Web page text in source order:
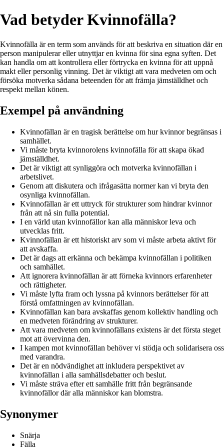
Vad betyder Kvinnofälla?
Kvinnofälla är en term som används för att beskriva en situation där en
person manipulerar eller utnyttjar en kvinna för sina egna syften. Det
kan handla om att kontrollera eller förtrycka en kvinna för att uppnå
makt eller personlig vinning. Det är viktigt att vara medveten om och
försöka motverka sådana beteenden för att främja jämställdhet och
respekt mellan könen.
Exempel på användning
Kvinnofällan är en tragisk berättelse om hur kvinnor begränsas i
samhället.
Vi måste bryta kvinnorolens kvinnofälla för att skapa ökad
jämställdhet.
Det är viktigt att synliggöra och motverka kvinnofällan i
arbetslivet.
Genom att diskutera och ifrågasätta normer kan vi bryta den
osynliga kvinnofällan.
Kvinnofällan är ett uttryck för strukturer som hindrar kvinnor
från att nå sin fulla potential.
I en värld utan kvinnofällor kan alla människor leva och
utvecklas fritt.
Kvinnofällan är ett historiskt arv som vi måste arbeta aktivt för
att avskaffa.
Det är dags att erkänna och bekämpa kvinnofällan i politiken
och samhället.
Att ignorera kvinnofällan är att förneka kvinnors erfarenheter
och rättigheter.
Vi måste lyfta fram och lyssna på kvinnors berättelser för att
förstå omfattningen av kvinnofällan.
Kvinnofällan kan bara avskaffas genom kollektiv handling och
en medveten förändring av strukturer.
Att vara medveten om kvinnofällans existens är det första steget
mot att övervinna den.
I kampen mot kvinnofällan behöver vi stödja och solidarisera oss
med varandra.
Det är en nödvändighet att inkludera perspektivet av
kvinnofällan i alla samhällsdebatter och beslut.
Vi måste sträva efter ett samhälle fritt från begränsande
kvinnofällor där alla människor kan blomstra.
Synonymer
Snärja
Fälla